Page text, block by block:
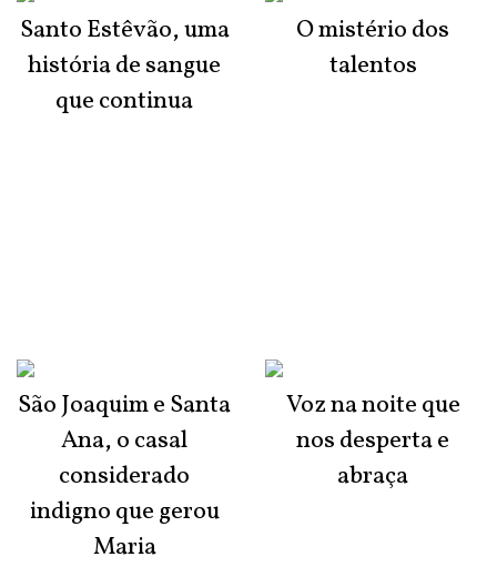
Santo Estêvão, uma
história de sangue
que continua
São Joaquim e Santa
Ana, o casal
considerado
indigno que gerou
Maria
O mistério dos
talentos
Voz na noite que
nos desperta e
abraça